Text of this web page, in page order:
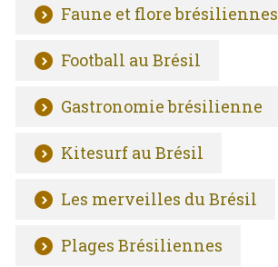
Faune et flore brésiliennes
Football au Brésil
Gastronomie brésilienne
Kitesurf au Brésil
Les merveilles du Brésil
Plages Brésiliennes